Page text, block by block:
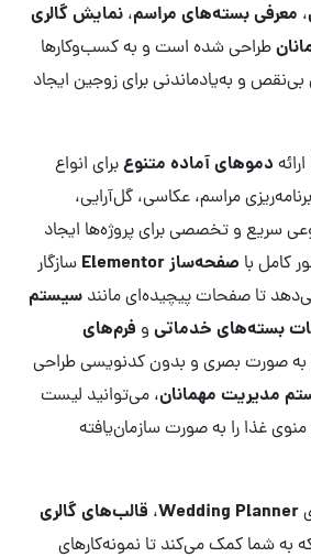
، معرفی بسته‌های مراسم، نمایش گالری
طراحی شده است و به کسب‌وکارها
و به‌یادماندنی برای زوجین ایجاد
ارائه دموهای آماده متنوعبرای انواع
مراسم، عکاسی، گل‌آرایی،
سریع و تخصصی برای پروژه‌ها ایجاد
کامل با صفحه‌ساز Elementor
سازگار
تا صفحات پیچیده‌ای مانند سیستم
بسته‌های خدماتی و فرم‌های
به صورت بصری و بدون کدنویسی طراحی
مدیریت مهمانان، می‌توانید لیست
غذا را به صورت سازمان‌یافته
Wedding Planner، قالب‌های گالری
به شما کمک می‌کند تا نمونه‌کارهای